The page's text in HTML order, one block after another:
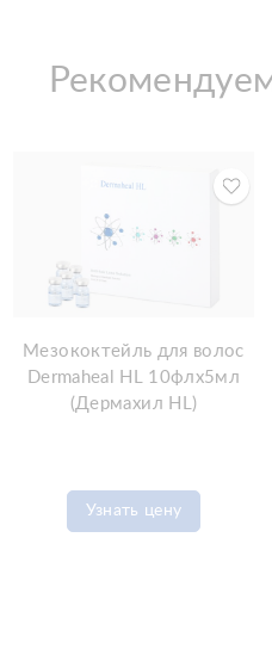
Мезококтейль для волос
Dermaheal HL 10флx5мл
(Дермахил HL)
Узнать цену